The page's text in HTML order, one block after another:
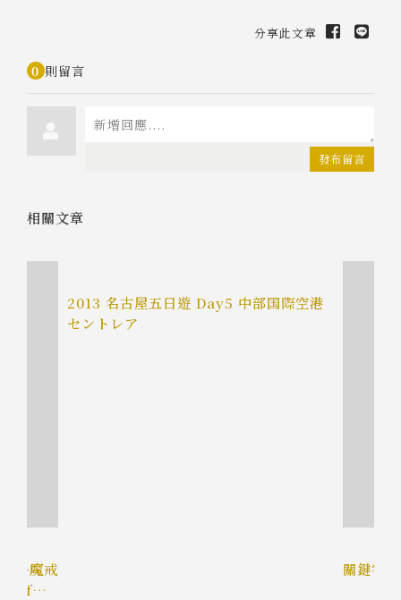
分享此文章
0 則留言
發布留言
相關文章
─魔戒
of
2013 名古屋五日遊 Day5 中部国際空港
セントレア
關鍵字: